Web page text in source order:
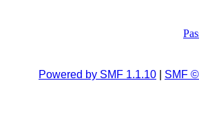
Powered by SMF 1.1.10 SMF